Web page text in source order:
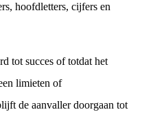
hoofdletters, cijfers en
tot succes of totdat het
limieten of
de aanvaller doorgaan tot